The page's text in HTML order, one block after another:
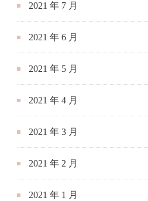
2021 年 7 月
2021 年 6 月
2021 年 5 月
2021 年 4 月
2021 年 3 月
2021 年 2 月
2021 年 1 月